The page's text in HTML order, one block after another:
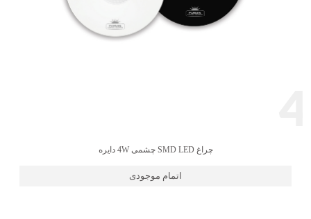
چراغ SMD LED چشمی 4W دایره
اتمام موجودی